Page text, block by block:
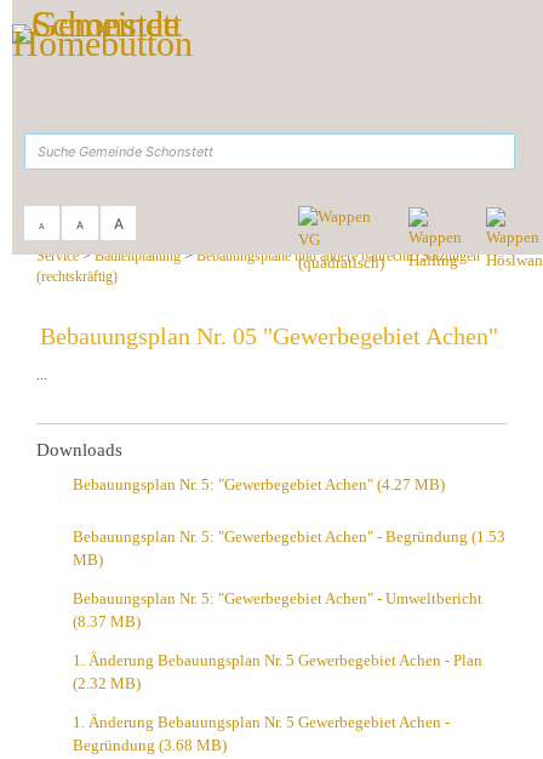
Zum Inhalt, zur Navigation
A A A
Rathaus &
Service>Bauleitplanung>Bebauungspläne und andere baurechtl. Satzungen
(rechtskräftig)
Bebauungsplan Nr. 05 "Gewerbegebiet Achen"
Downloads
Bebauungsplan Nr. 5: "Gewerbegebiet Achen" (4.27 MB)
Bebauungsplan Nr. 5: "Gewerbegebiet Achen" - Begründung (1.53
MB)
Bebauungsplan Nr. 5: "Gewerbegebiet Achen" - Umweltbericht
(8.37 MB)
1. Änderung Bebauungsplan Nr. 5 Gewerbegebiet Achen - Plan
(2.32 MB)
1. Änderung Bebauungsplan Nr. 5 Gewerbegebiet Achen -
Begründung (3.68 MB)